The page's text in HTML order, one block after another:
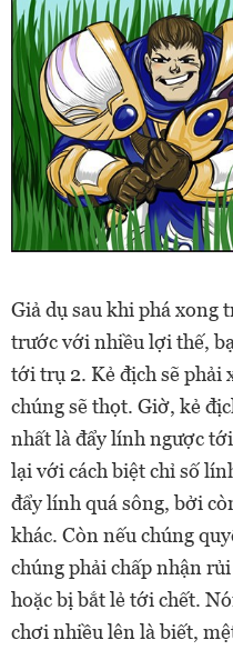
Giả dụ sau khi phá xong
trước với nhiều lợi thế,
tới trụ 2. Kẻ địch sẽ phải
chúng sẽ thọt. Giờ, kẻ
nhất là đẩy lính ngược
lại với cách biệt chỉ số
đẩy lính quá sông, bởi
khác. Còn nếu chúng
chúng phải chấp nhận
hoặc bị bắt lẻ tới chết.
chơi nhiều lên là biết,